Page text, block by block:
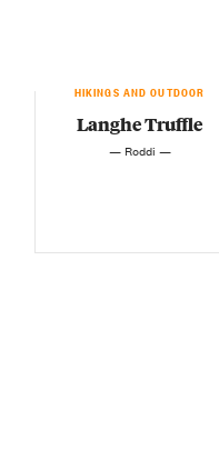
HIKINGS AND OUTDOOR
Langhe Truffle
— Roddi —